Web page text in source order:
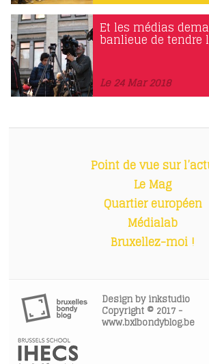
Et les médias
banlieue de tendre
Le 24 Mar 2018
Point de vue sur
Le Mag
Quartier européen
Médialab
Bruxellez-moi !
Design byinkstudio
Copyright © 2017 -
www.bxlbondyblog.be